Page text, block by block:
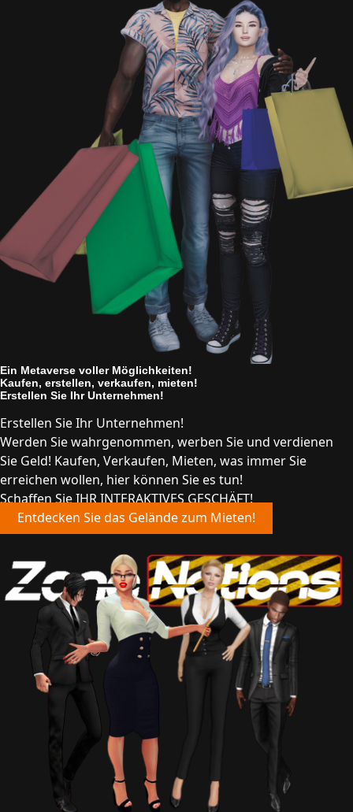
Ein Metaverse voller Möglichkeiten!
Kaufen, erstellen, verkaufen, mieten!
Erstellen Sie Ihr Unternehmen!
Erstellen Sie Ihr Unternehmen!
Werden Sie wahrgenommen, werben Sie und verdienen
Sie Geld! Kaufen, Verkaufen, Mieten, was immer Sie
erreichen wollen, hier können Sie es tun!
Schaffen Sie IHR INTERAKTIVES GESCHÄFT!
Entdecken Sie das Gelände zum Mieten!